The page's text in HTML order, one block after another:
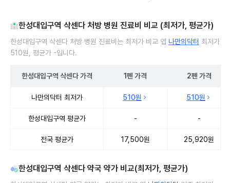
한성대입구역 삭센다 처방 병원 진료비 비교 (최저가, 평균가)
한성대입구역 삭센다 처방 병원 진료비는 최저가 비교 앱 나만의닥터 최저가
510원, 평균가 -입니다.
한성대입구역 삭센다가격 1펜 가격 2펜 가격
나만의닥터 최저가 510원 510원
한성대입구역 평균가 - -
전국 평균가 17,500원 25,920원
한성대입구역 삭센다 약국 약가 비교(최저가, 평균가)